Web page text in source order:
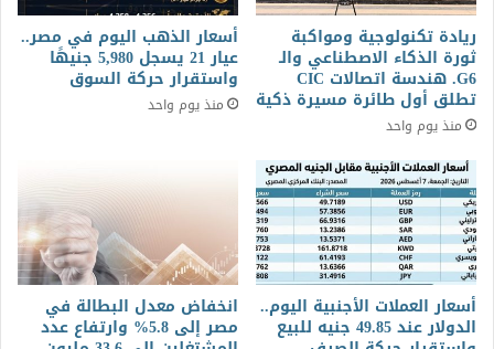
ريادة تكنولوجية ومواكبة
ثورة الذكاء الاصطناعي والـ
G6. هندسة اتصالات CIC
تطلق أول طائرة مسيرة ذكية
منذ يوم واحد
أسعار الذهب اليوم في مصر..
عيار 21 يسجل 5,980 جنيهًا
واستقرار حركة السوق
منذ يوم واحد
أسعار العملات الأجنبية اليوم..
الدولار عند 49.85 جنيه للبيع
انخفاض معدل البطالة في
مصر إلى 5.8% وارتفاع عدد